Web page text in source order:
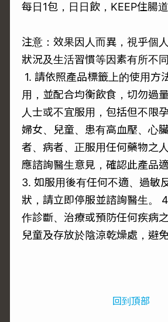
每日1包，日日飲，KEEP住腸
注意：效果因人而異，視乎個
狀況及生活習慣等因素有所不同
1. 請依照產品標籤上的使用方
用，並配合均衡飲食，切勿過
人士或不宜服用，包括但不限
婦女、兒童、患有高血壓、心
者、病者、正服用任何藥物之
應諮詢醫生意見，確認此產品
3. 如服用後有任何不適、過敏
狀，請立即停服並諮詢醫生。
作診斷、治療或預防任何疾病
兒童及存放於陰涼乾燥處，避
回到頂部